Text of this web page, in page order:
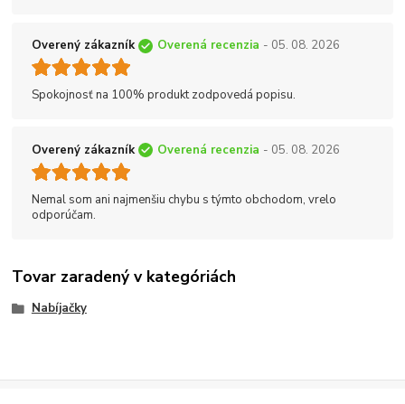
Overený zákazník Overená recenzia - 05. 08. 2026
Spokojnosť na 100% produkt zodpovedá popisu.
Overený zákazník Overená recenzia - 05. 08. 2026
Nemal som ani najmenšiu chybu s týmto obchodom, vrelo
odporúčam.
Tovar zaradený v kategóriách
Nabíjačky